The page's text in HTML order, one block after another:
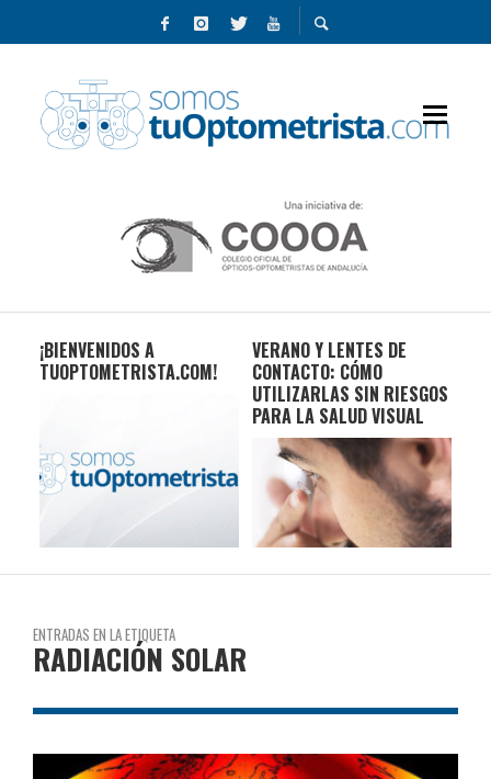
¡BIENVENIDOS A
TUOPTOMETRISTA.COM!
VERANO Y LENTES DE
CONTACTO: CÓMO
UTILIZARLAS SIN RIESGOS
PARA LA SALUD VISUAL
ENTRADAS EN LA ETIQUETA
RADIACIÓN SOLAR